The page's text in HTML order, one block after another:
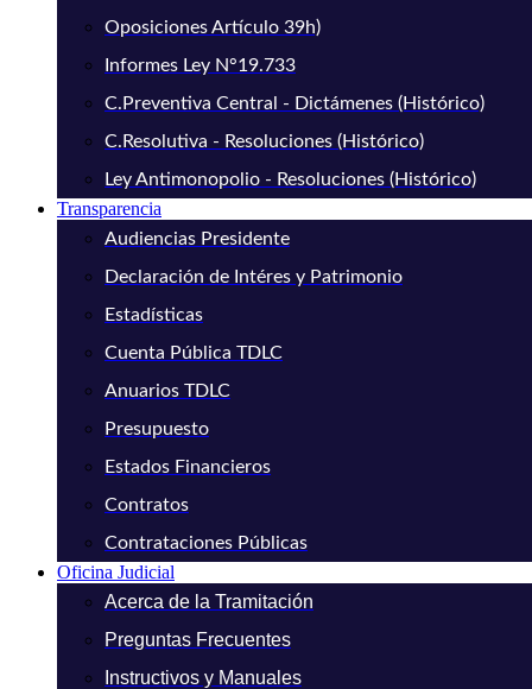
Oposiciones Artículo 39h)
Informes Ley N°19.733
C.Preventiva Central - Dictámenes (Histórico)
C.Resolutiva - Resoluciones (Histórico)
Ley Antimonopolio - Resoluciones (Histórico)
Transparencia
Audiencias Presidente
Declaración de Intéres y Patrimonio
Estadísticas
Cuenta Pública TDLC
Anuarios TDLC
Presupuesto
Estados Financieros
Contratos
Contrataciones Públicas
Oficina Judicial
Acerca de la Tramitación
Preguntas Frecuentes
Instructivos y Manuales